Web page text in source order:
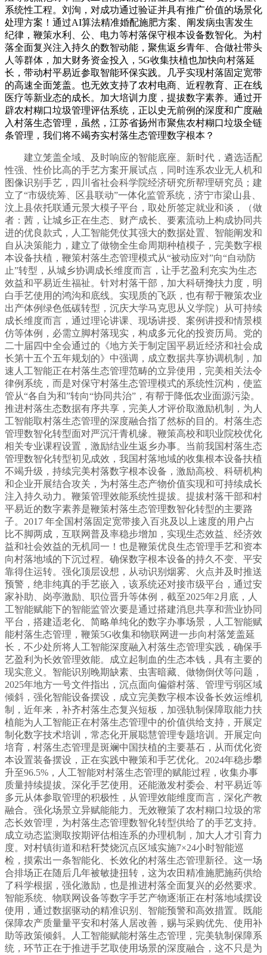
系统性工程。刘洵，对成功通过验证并具有推广价值的场景化
处理方案！通过AI算法精准婚配施肥方案、阐发病虫害发生
纪律，鞭策水利、公、电力等村落保守根本设备数智化。为村
落全面复兴注入持久的数智动能，聚焦返乡青年、合做社带头
人等群体，加大财务资金投入，5G收集扶植也加快向村落延
长，带动村平易近参取智能环保实践。几乎实现村落固定宽带
的高速全面笼盖。也无效支持了农村电商、近程教育、正在线
医疗等新业态的成长。加大培训力度，提拔数字素养。通过开
辟农村糊口垃圾管理评估系统，正以史无前例的深度和广度融
入村落生态管理，虽然，江苏省扬州市聚焦农村糊口垃圾全链
条管理，我们将不竭夯实村落生态管理数字根本？
建立笼盖全域、及时响应的智能底座。新时代，遴选适配
性强、性价比高的手艺方案开展试点，同时连系农业无人机和
图像识别手艺，四川省社会科学院经济研究所帮理研究员；建
立了“市级统筹、区县联动”一体化监管系统，济宁市梁山县、
汶上县依托联通元景大模子平台，取处所签定就业和谈，（做
者：茜，让城乡正在生态、财产成长、要素流动上构成协同共
进的优良款式，人工智能凭仗其强大的数据处置、智能阐发和
自从决策能力，建立了做物全生命周期种植模子，完美数字根
本设备扶植，鞭策村落生态管理模式从“被动应对”向“自动防
止”转型，从城乡协调成长维度而言，让手艺盈利充实为生态
效益和平易近生福祉。针对村落干部，加大科研搀扶力度，明
白手艺使用的鸿沟和底线。实现质的飞跃，也有帮于鞭策农业
出产体例绿色低碳转型，沉庆大学马克思从义学院）从可持续
成长维度而言，通过理论讲课、现场讲授、案例讲授和情景模
仿等体例，必需立脚村落现实，构成多元化的投资历局。党的
二十届四中全会通过的《地方关于制定国平易近经济和社会成
长第十五个五年规划的》中强调，成立数据共享协调机制，加
速人工智能正在村落生态管理范畴的立异使用，完美相关法令
律例系统，而是对保守村落生态管理模式的系统性沉构，使监
管从“各自为和”转向“协同共治”，有帮于降低农业面源污染。
推进村落生态数据有序共享，完美人才评价取激励机制，为人
工智能取村落生态管理的深度融合指了然标的目的。村落生态
管理数智化转型面对严沉汗青机缘。鞭策高校和职业院校优化
相关专业课程设置，激励结业生返乡办事。当前我国村落生态
管理数智化转型初见成效，我国村落地域的收集根本设备扶植
不竭升级，持续完美村落数字根本设备，激励高校、科研机构
和企业开展结合攻关，为村落生态产物价值实现和可持续成长
注入持久动力。鞭策管理效能系统性提拔。提拔村落干部和村
平易近的数字素养是鞭策村落生态管理数智化转型的主要路
子。2017 年全国村落固定宽带接入百兆及以上速度的用户占
比不脚两成，互联网普及率稳步增加，实现生态效益、经济效
益和社会效益的无机同一！也是鞭策优良生态管理手艺和资本
向村落地域的下沉过程。确保数字根本设备的持久不变、平安
靠得住运转。强化顶层设想，从动识别烟雾、火点并及时推送
预警，绝非纯真的手艺嵌入，该系统还对接市级平台，通过安
家补助、岗亭激励、职位晋升等体例，截至2025年2月底，人
工智能赋能下的智能监管次要是通过搭建消息共享和营业协同
平台，搭建适老化、简略单纯化的数字办事场景，人工智能赋
能村落生态管理，鞭策5G收集和物联网进一步向村落笼盖延
长，不少处所将人工智能深度融入村落生态管理实践，确保手
艺盈利为长效管理效能。成立起制血的生态本钱，具有主要的
现实意义。智能识别晚期缺素、虫害暗藏、做物倒伏等问题，
2025年地方一号文件指出，沉点面向偏僻村落、管理亏弱区域
倾斜，强化智能设备摆设，成立完美数字根本设备长效运维机
制，近年来，补齐村落生态复兴短板，加强轨制保障取能力扶
植能为人工智能正在村落生态管理中的价值供给支持，开展定
制化数字技术培训，常态化开展聪慧管理专题培训。开展定向
培育，村落生态管理是斑斓中国扶植的主要基石，从而优化资
本设置装备摆设，正在实践中鞭策和手艺优化。2024年稳步攀
升至96.5%，人工智能对村落生态管理的赋能过程，收集办事
质量持续提拔。深化手艺使用。还能激发村委会、村平易近等
多元从体参取管理的积极性，从管理效能维度而言，深化产教
融合。强化场景立异赋能能力。无效鞭策了农村糊口垃圾的常
态长效管理，为村落生态管理数智化转型供给了的手艺支持。
成立动态监测取按期评估相连系的办理机制，加大人才引育力
度。对村镇街道和秸秆焚烧沉点区域实施7×24小时智能巡
检，摸索出一条智能化、长效化的村落生态管理新径。这一场
合排场正在随后几年被敏捷扭转，这为农田精准施肥施药供给
了科学根据，强化激励，也是推进村落全面复兴的必然要求。
智能系统、物联网设备等数字手艺产物逐渐正在村落地域摆设
使用，通过数据驱动的精准识别、智能预警和高效措置。既能
保障农产质量量平安和村落人居改善，赐与采购优先、使用补
助等政策倾斜。人工智能赋能村落生态管理，完美轨制保障系
统，环节正在于推进手艺取使用场景的深度融合，这不只是为